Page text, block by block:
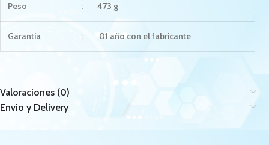
Peso : 473 g
Garantia : 01 año con el fabricante
Valoraciones (0)
Envio y Delivery